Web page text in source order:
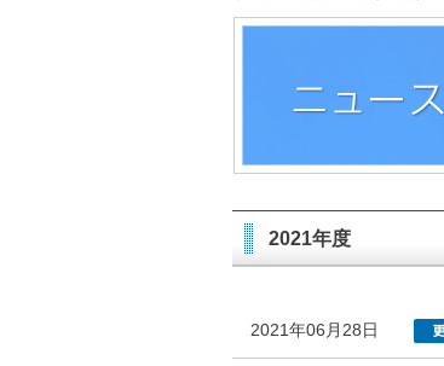
2021年度
2021年06月28日